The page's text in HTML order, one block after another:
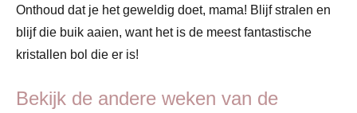
Onthoud dat je het geweldig doet, mama! Blijf stralen en
blijf die buik aaien, want het is de meest fantastische
kristallen bol die er is!
Bekijk de andere weken van de